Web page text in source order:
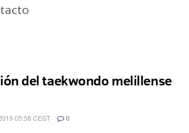
del taekwondo melillense
05:58 CEST 0